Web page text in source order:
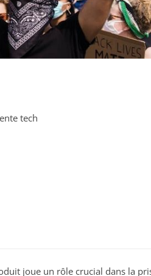
tech
joue un rôle crucial dans la